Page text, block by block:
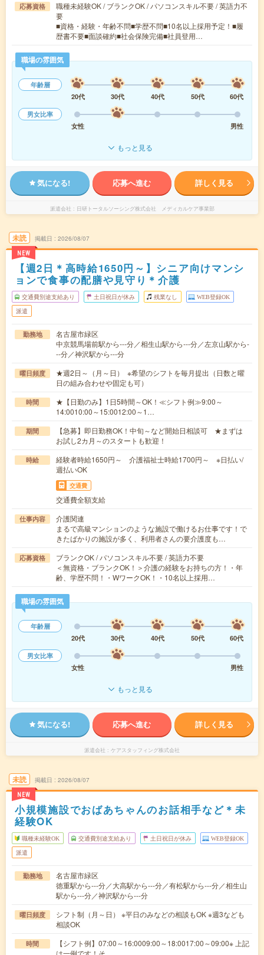
応募資格
職種未経験OK / ブランクOK / パソコンスキル不要 / 英語力不
要
■資格・経験・年齢不問■学歴不問■10名以上採用予定！■履
歴書不要■面談確約■社会保険完備■社員登用…
職場の雰囲気
年齢層
20代
30代 40代 50代
60代
男女比率
女性
男性
もっと見る
気になる! 応募へ進む 詳しく見る
派遣会社 日研トータルソーシング株式会社 メディカルケア事業部
未読
NEW
掲載日 2026/08/07
【週2日＊高時給1650円～】シニア向けマンシ
ョンで食事の配膳や見守り＊介護
交通費別途支給あり 土日祝日が休み 残業なし WEB登録OK
派遣
勤務地
名古屋市緑区
中京競馬場前駅から---分／相生山駅から---分／左京山駅から-
--分／神沢駅から---分
曜日頻度
★週2日～（月～日） ※希望のシフトを毎月提出（日数と曜
日の組み合わせや固定も可）
時間
★【日勤のみ】1日5時間～OK！≪シフト例≫9:00～
14:0010:00～15:0012:00～1…
期間
【急募】即日勤務OK！中旬～など開始日相談可 ★まずは
お試し2カ月～のスタートも歓迎！
時給
経験者時給1650円～ 介護福祉士時給1700円～ ※日払い/
週払いOK
交通費
交通費全額支給
仕事内容
介護関連
まるで高級マンションのような施設で働けるお仕事です！で
きたばかりの施設が多く、利用者さんの要介護度も…
応募資格
ブランクOK / パソコンスキル不要 / 英語力不要
＜無資格・ブランクOK！＞介護の経験をお持ちの方！・年
齢、学歴不問！・WワークOK！・10名以上採用…
職場の雰囲気
年齢層
20代
30代 40代 50代
60代
男女比率
女性
男性
もっと見る
気になる! 応募へ進む 詳しく見る
派遣会社 ケアスタッフィング株式会社
未読
NEW
掲載日 2026/08/07
小規模施設でおばあちゃんのお話相手など＊未
経験OK
職種未経験OK 交通費別途支給あり 土日祝日が休み WEB登録OK
派遣
勤務地
名古屋市緑区
徳重駅から---分／大高駅から---分／有松駅から---分／相生山
駅から---分／神沢駅から---分
曜日頻度
シフト制（月～日） ※平日のみなどの相談もOK ※週3なども
相談OK
時間
【シフト例】07:00～16:0009:00～18:0017:00～09:00※ 上記
は一例です！そ…